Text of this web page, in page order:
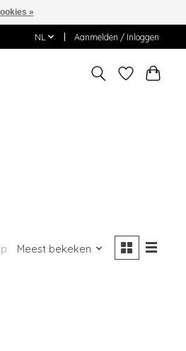
NL Aanmelden / Inloggen
Meest bekeken
»